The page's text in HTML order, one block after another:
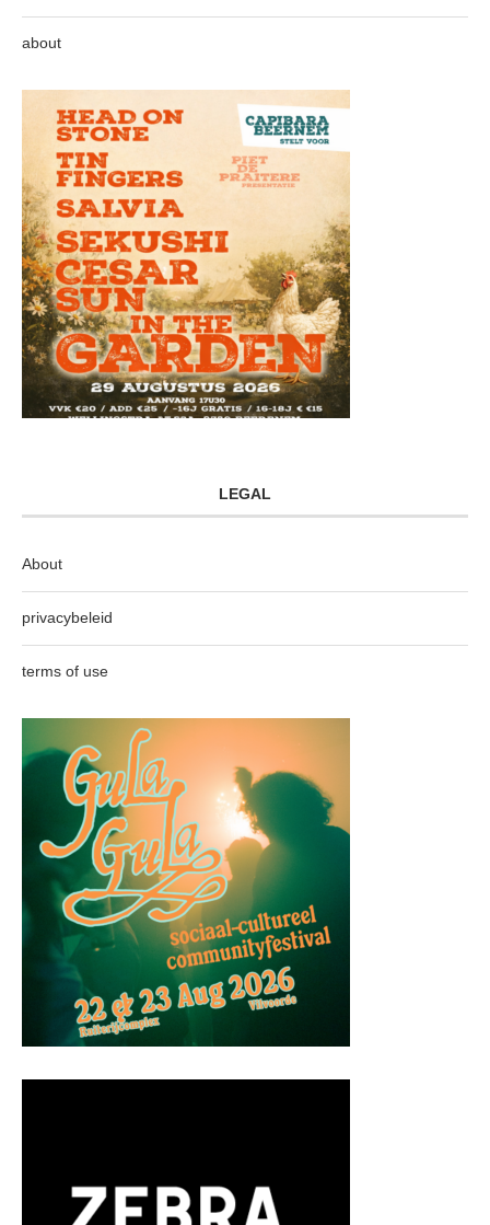
about
LEGAL
About
privacybeleid
terms of use